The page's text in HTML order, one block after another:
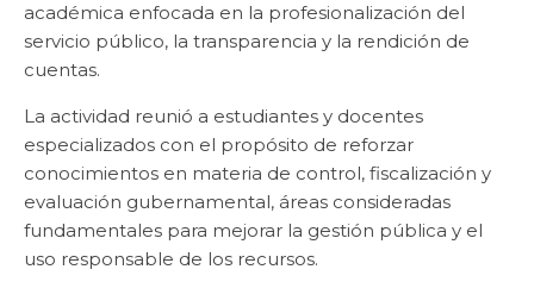
académica enfocada en la profesionalización del
servicio público, la transparencia y la rendición de
cuentas.
La actividad reunió a estudiantes y docentes
especializados con el propósito de reforzar
conocimientos en materia de control, fiscalización y
evaluación gubernamental, áreas consideradas
fundamentales para mejorar la gestión pública y el
uso responsable de los recursos.